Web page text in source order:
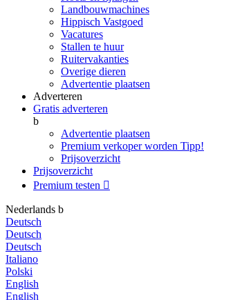
Landbouwmachines
Hippisch Vastgoed
Vacatures
Stallen te huur
Ruitervakanties
Overige dieren
Advertentie plaatsen
Adverteren
Gratis adverteren
b
Advertentie plaatsen
Premium verkoper worden Tipp!
Prijsoverzicht
Prijsoverzicht
Premium testen 
Nederlands b
Deutsch
Deutsch
Deutsch
Italiano
Polski
English
English